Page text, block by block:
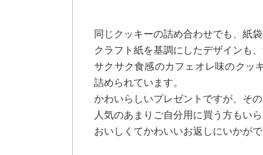
同じクッキーの詰め合わせでも、紙
クラフト紙を基調にしたデザインも
サクサク食感のカフェオレ味のクッ
詰められています。
かわいらしいプレゼントですが、そ
人気のあまりご自分用に買う方もいら
おいしくてかわいいお返しにいかがで